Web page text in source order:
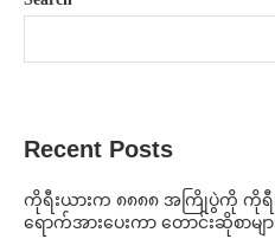
Recent Posts
ကိုရီးယားက ၈၈၈၈ အကြိုပွဲကို
ရောက်အားပေးကာ တောင်းဆိုစာမ